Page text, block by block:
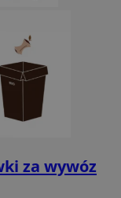
za wywóz